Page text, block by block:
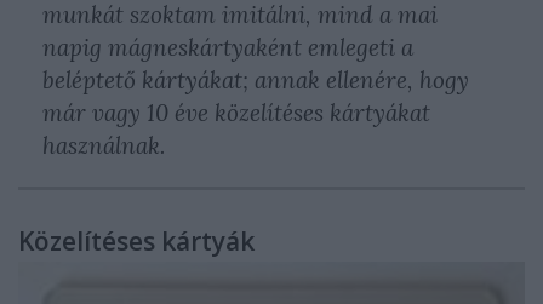
munkát szoktam imitálni, mind a mai
napig mágneskártyaként emlegeti a
beléptető kártyákat; annak ellenére, hogy
már vagy 10 éve közelítéses kártyákat
használnak.
Közelítéses kártyák